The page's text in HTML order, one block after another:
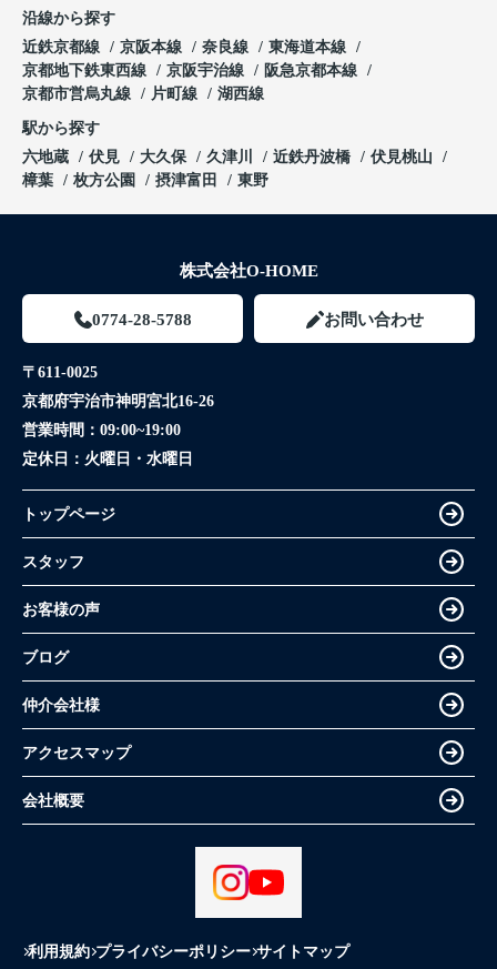
沿線から探す
近鉄京都線
京阪本線 奈良線
東海道本線
京都地下鉄東西線
京阪宇治線
阪急京都本線
京都市営烏丸線
片町線 湖西線
駅から探す
六地蔵
伏見 大久保 久津川 近鉄丹波橋
伏見桃山
樟葉
枚方公園 摂津富田 東野
株式会社O-HOME
0774-28-5788 お問い合わせ
〒611-0025
京都府宇治市神明宮北16-26
営業時間： 09:00~19:00
定休日： 火曜日・水曜日
トップページ
スタッフ
お客様の声
ブログ
仲介会社様
アクセスマップ
会社概要
利用規約 プライバシーポリシー サイトマップ